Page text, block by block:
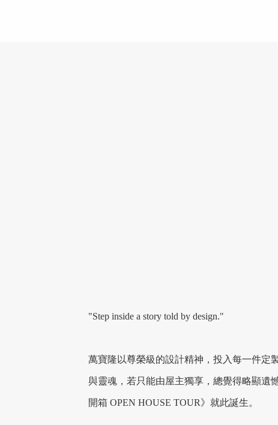
"Step inside a story told by design."
萬寶隆以尊榮級的設計精神，投入每一件定
與靈魂，若只能由屋主獨享，總覺得略顯遺
開箱 OPEN HOUSE TOUR》就此誕生。